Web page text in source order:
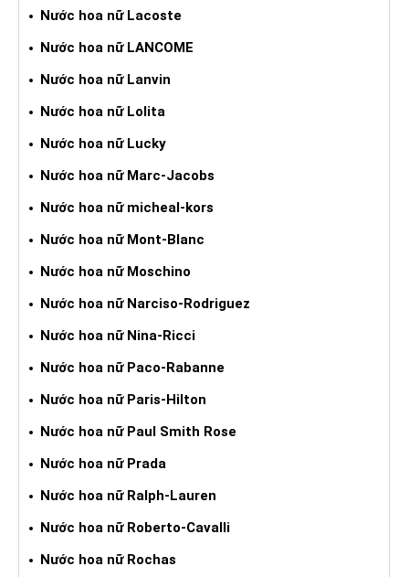
Nước hoa nữ Lacoste
Nước hoa nữ LANCOME
Nước hoa nữ Lanvin
Nước hoa nữ Lolita
Nước hoa nữ Lucky
Nước hoa nữ Marc-Jacobs
Nước hoa nữ micheal-kors
Nước hoa nữ Mont-Blanc
Nước hoa nữ Moschino
Nước hoa nữ Narciso-Rodriguez
Nước hoa nữ Nina-Ricci
Nước hoa nữ Paco-Rabanne
Nước hoa nữ Paris-Hilton
Nước hoa nữ Paul Smith Rose
Nước hoa nữ Prada
Nước hoa nữ Ralph-Lauren
Nước hoa nữ Roberto-Cavalli
Nước hoa nữ Rochas